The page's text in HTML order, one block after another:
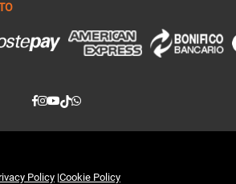
Policy |Cookie Policy